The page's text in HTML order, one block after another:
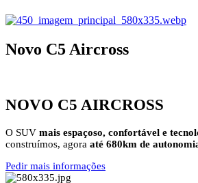
Novo C5 Aircross
NOVO C5 AIRCROSS
O SUV mais espaçoso, confortável e
construímos, agora até 680km de
Pedir mais informações